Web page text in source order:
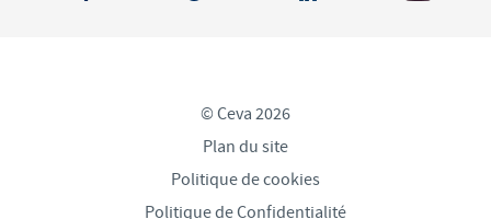
© Ceva 2026
Plan du site
Politique de cookies
Politique de Confidentialité